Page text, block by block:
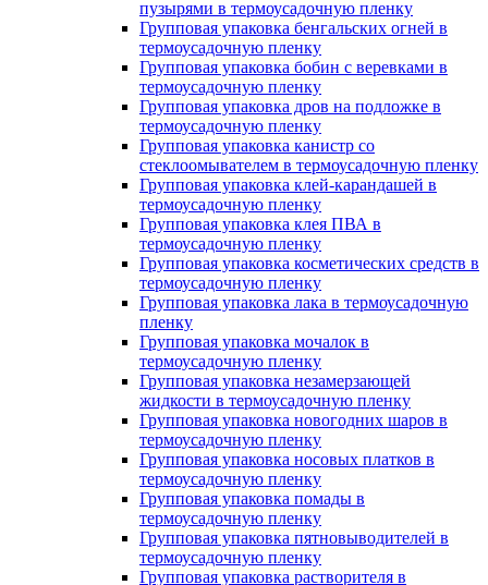
пузырями в термоусадочную пленку
Групповая упаковка бенгальских огней в
термоусадочную пленку
Групповая упаковка бобин с веревками в
термоусадочную пленку
Групповая упаковка дров на подложке в
термоусадочную пленку
Групповая упаковка канистр со
стеклоомывателем в термоусадочную пленку
Групповая упаковка клей-карандашей в
термоусадочную пленку
Групповая упаковка клея ПВА в
термоусадочную пленку
Групповая упаковка косметических средств в
термоусадочную пленку
Групповая упаковка лака в термоусадочную
пленку
Групповая упаковка мочалок в
термоусадочную пленку
Групповая упаковка незамерзающей
жидкости в термоусадочную пленку
Групповая упаковка новогодних шаров в
термоусадочную пленку
Групповая упаковка носовых платков в
термоусадочную пленку
Групповая упаковка помады в
термоусадочную пленку
Групповая упаковка пятновыводителей в
термоусадочную пленку
Групповая упаковка растворителя в